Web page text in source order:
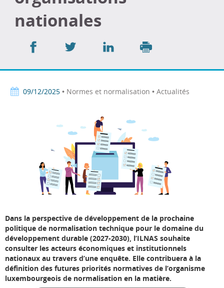
nationales
Partager
Partager
Partager
09/12/2025 • Normes et normalisation • Actualités
Dans la perspective de développement de la prochaine
politique de normalisation technique pour le domaine du
développement durable (2027-2030), l’ILNAS souhaite
consulter les acteurs économiques et institutionnels
nationaux au travers d’une enquête. Elle contribuera à la
définition des futures priorités normatives de l’organisme
luxembourgeois de normalisation en la matière.